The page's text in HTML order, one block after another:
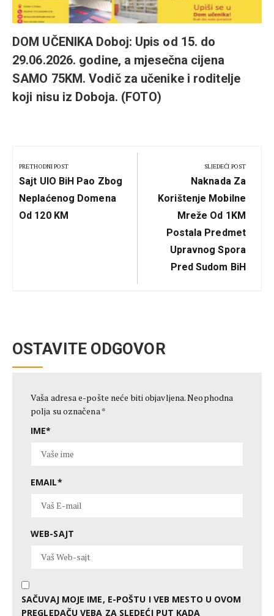
DOM UČENIKA Doboj: Upis od 15. do
29.06.2026. godine, a mjesečna cijena
SAMO 75KM. Vodič za učenike i roditelje
koji nisu iz Doboja. (FOTO)
članka
PRETHODNI POST
Previous
Post:
Sajt UIO BiH Pao Zbog
Neplaćenog Domena
Od 120 KM
SLJEDEĆI POST
Next
Post:
Naknada Za
Korištenje Mobilne
Mreže Od 1KM
Postala Predmet
Upravnog Spora
Pred Sudom BiH
OSTAVITE ODGOVOR
Vaša adresa e-pošte neće biti objavljena.Neophodna
polja su označena *
IME*
EMAIL*
WEB-SAJT
SAČUVAJ MOJE IME, E-POŠTU I VEB MESTO U OVOM
PREGLEDAČU VEBA ZA SLEDEĆI PUT KADA